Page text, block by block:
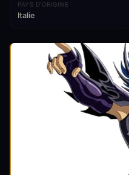
PAYS D'ORIGINE
Italie